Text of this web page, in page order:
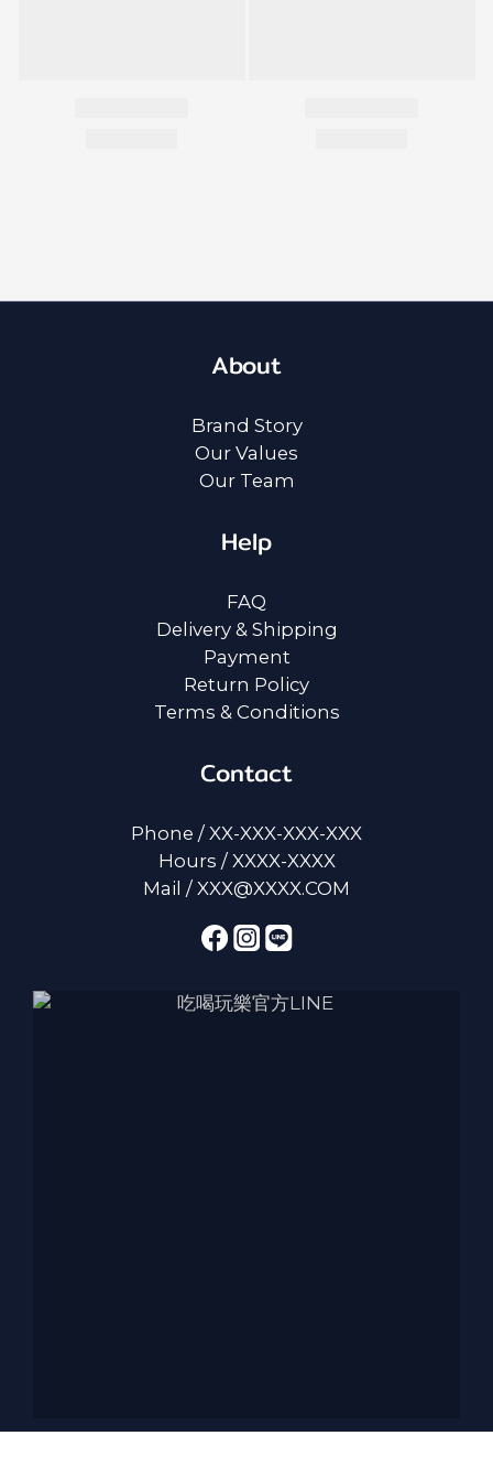
About
Brand Story
Our Values
Our Team
Help
FAQ
Delivery & Shipping
Payment
Return Policy
Terms & Conditions
Contact
Phone / XX-XXX-XXX-XXX
Hours / XXXX-XXXX
Mail / XXX@XXXX.COM